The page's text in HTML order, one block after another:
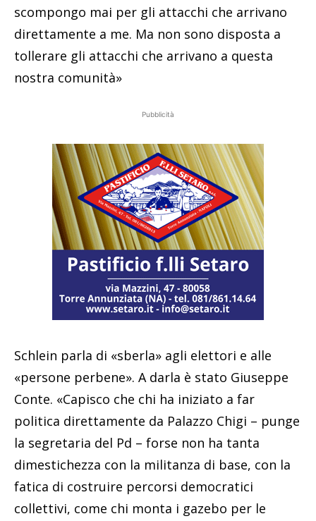
scompongo mai per gli attacchi che arrivano
direttamente a me. Ma non sono disposta a
tollerare gli attacchi che arrivano a questa
nostra comunità»
Pubblicità
Schlein parla di «sberla» agli elettori e alle
«persone perbene». A darla è stato Giuseppe
Conte. «Capisco che chi ha iniziato a far
politica direttamente da Palazzo Chigi – punge
la segretaria del Pd – forse non ha tanta
dimestichezza con la militanza di base, con la
fatica di costruire percorsi democratici
collettivi, come chi monta i gazebo per le